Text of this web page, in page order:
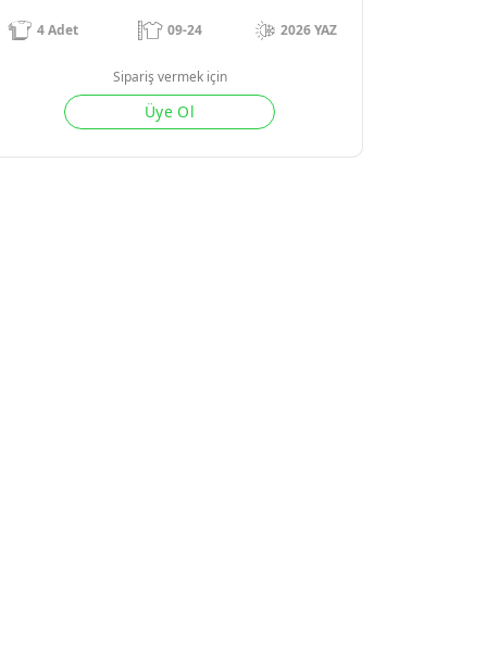
4Adet 09-24 2026 YAZ
Sipariş vermek için
Üye Ol